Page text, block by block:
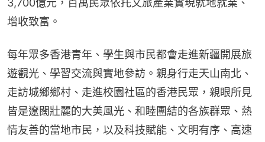
3,700億元，百萬民眾依托文旅產業實現就地就業、
增收致富。
每年眾多香港青年、學生與市民都會走進新疆開展旅
遊觀光、學習交流與實地參訪。親身行走天山南北、
走訪城鄉鄉村、走進校園社區的香港民眾，親眼所見
皆是遼闊壯麗的大美風光、和睦團結的各族群眾、熱
情友善的當地市民，以及科技賦能、文明有序、高速